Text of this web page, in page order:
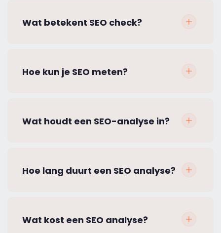
Wat betekent SEO check?
Hoe kun je SEO meten?
Wat houdt een SEO-analyse in?
Hoe lang duurt een SEO analyse?
Wat kost een SEO analyse?